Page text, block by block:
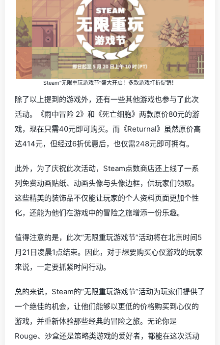
Steam“无限重玩游戏节”盛大开启！多款游戏打折促销！
除了以上提到的游戏外，还有一些其他游戏也参与了此次
活动。《雨中冒险 2》和《死亡细胞》两款原价80元的游
戏，现在只需40元即可购买。而《Returnal》虽然原价高
达414元，但经过6折优惠后，也仅需248元即可拥有。
此外，为了庆祝此次活动，Steam点数商店还上线了一系
列免费动画贴纸、动画头像与头像边框，供玩家们领取。
这些精美的装饰品不仅能让玩家的个人资料页面更加个性
化，还能为他们在游戏中的冒险之旅增添一份乐趣。
值得注意的是，此次“无限重玩游戏节”活动将在北京时间5
月21日凌晨1点结束。因此，对于想要购买心仪游戏的玩家
来说，一定要抓紧时间行动。
总的来说，Steam的“无限重玩游戏节”活动为玩家们提供了
一个绝佳的机会，让他们能够以更低的价格购买到心仪的
游戏，并重新体验那些经典的冒险之旅。无论你是
Rouge、沙盒还是策略类游戏的爱好者，都能在这次活动